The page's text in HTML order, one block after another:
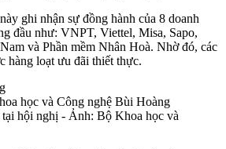
ghi nhận sự đồng hành của 8 doanh
đầu như: VNPT, Viettel, Misa, Sapo,
và Phần mềm Nhân Hoà. Nhờ đó, các
hàng loạt ưu đãi thiết thực.
học và Công nghệ Bùi Hoàng
tại hội nghị - Ảnh: Bộ Khoa học và